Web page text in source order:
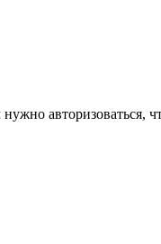
авторизоваться,